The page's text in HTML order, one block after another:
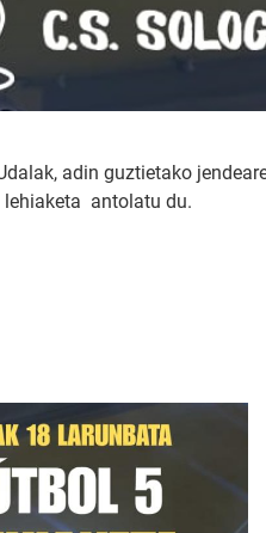
adin guztietako
lehiaketa antolatu du.